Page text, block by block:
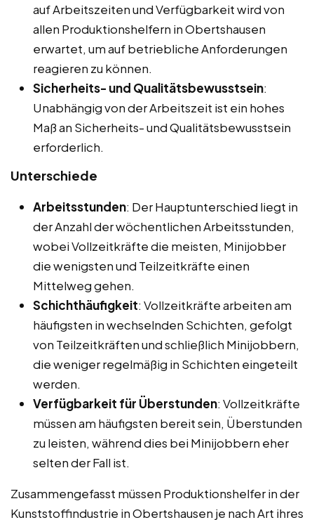
auf Arbeitszeiten und Verfügbarkeit wird von
allen Produktionshelfern in Obertshausen
erwartet, um auf betriebliche Anforderungen
reagieren zu können.
Sicherheits- und Qualitätsbewusstsein:
Unabhängig von der Arbeitszeit ist ein hohes
Maß an Sicherheits- und Qualitätsbewusstsein
erforderlich.
Unterschiede
Arbeitsstunden: Der Hauptunterschied liegt in
der Anzahl der wöchentlichen Arbeitsstunden,
wobei Vollzeitkräfte die meisten, Minijobber
die wenigsten und Teilzeitkräfte einen
Mittelweg gehen.
Schichthäufigkeit: Vollzeitkräfte arbeiten am
häufigsten in wechselnden Schichten, gefolgt
von Teilzeitkräften und schließlich Minijobbern,
die weniger regelmäßig in Schichten eingeteilt
werden.
Verfügbarkeit für Überstunden: Vollzeitkräfte
müssen am häufigsten bereit sein, Überstunden
zu leisten, während dies bei Minijobbern eher
selten der Fall ist.
Zusammengefasst müssen Produktionshelfer in der
Kunststoffindustrie in Obertshausen je nach Art ihres